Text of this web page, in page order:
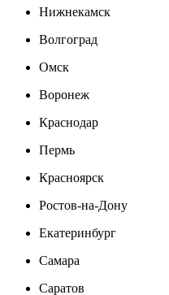
Нижнекамск
Волгоград
Омск
Воронеж
Краснодар
Пермь
Красноярск
Ростов-на-Дону
Екатеринбург
Самара
Саратов